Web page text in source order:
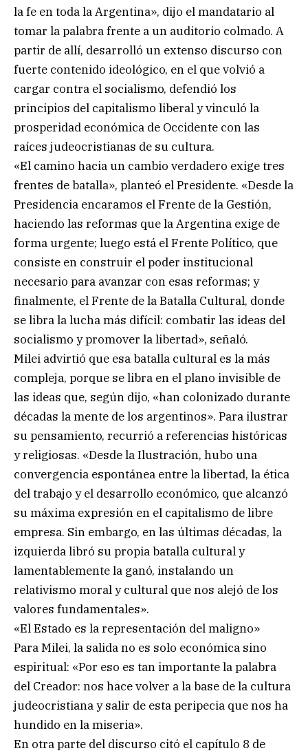
la fe en toda la Argentina», dijo el mandatario al
tomar la palabra frente a un auditorio colmado. A
partir de allí, desarrolló un extenso discurso con
fuerte contenido ideológico, en el que volvió a
cargar contra el socialismo, defendió los
principios del capitalismo liberal y vinculó la
prosperidad económica de Occidente con las
raíces judeocristianas de su cultura.
«El camino hacia un cambio verdadero exige tres
frentes de batalla», planteó el Presidente. «Desde la
Presidencia encaramos el Frente de la Gestión,
haciendo las reformas que la Argentina exige de
forma urgente; luego está el Frente Político, que
consiste en construir el poder institucional
necesario para avanzar con esas reformas; y
finalmente, el Frente de la Batalla Cultural, donde
se libra la lucha más difícil: combatir las ideas del
socialismo y promover la libertad», señaló.
Milei advirtió que esa batalla cultural es la más
compleja, porque se libra en el plano invisible de
las ideas que, según dijo, «han colonizado durante
décadas la mente de los argentinos». Para ilustrar
su pensamiento, recurrió a referencias históricas
y religiosas. «Desde la Ilustración, hubo una
convergencia espontánea entre la libertad, la ética
del trabajo y el desarrollo económico, que alcanzó
su máxima expresión en el capitalismo de libre
empresa. Sin embargo, en las últimas décadas, la
izquierda libró su propia batalla cultural y
lamentablemente la ganó, instalando un
relativismo moral y cultural que nos alejó de los
valores fundamentales».
«El Estado es la representación del maligno»
Para Milei, la salida no es solo económica sino
espiritual: «Por eso es tan importante la palabra
del Creador: nos hace volver a la base de la cultura
judeocristiana y salir de esta peripecia que nos ha
hundido en la miseria».
En otra parte del discurso citó el capítulo 8 de